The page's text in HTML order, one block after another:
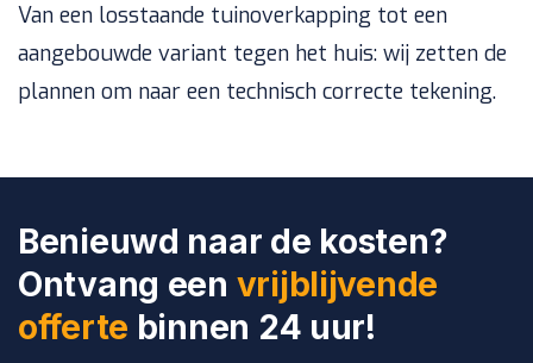
Van een losstaande tuinoverkapping tot een
aangebouwde variant tegen het huis: wij zetten de
plannen om naar een technisch correcte tekening.
Benieuwd naar de kosten?
Ontvang een vrijblijvende
offerte binnen 24 uur!